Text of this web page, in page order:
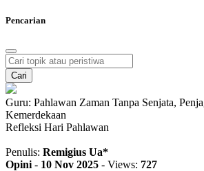
Pencarian
Cari
Guru: Pahlawan Zaman Tanpa Senjata,
Kemerdekaan
Refleksi Hari Pahlawan
Penulis: Remigius Ua*
Opini - 10 Nov 2025 - Views: 727